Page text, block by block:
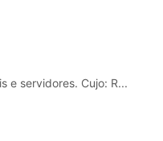
e servidores. Cujo: R...